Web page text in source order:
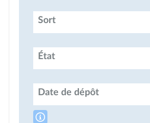
Sort
État
Date de dépôt